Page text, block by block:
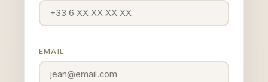
EMAIL